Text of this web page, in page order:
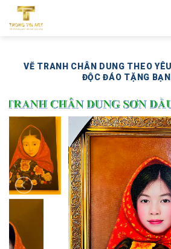
qua
VẼ TRANH CHÂN DUNG THEO
ĐỘC ĐÁO TẶNG BẠN